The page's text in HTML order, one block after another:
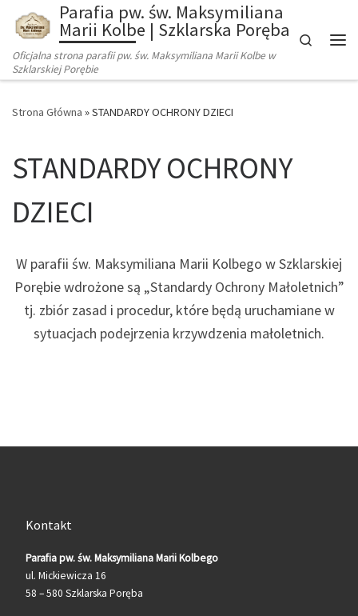
Parafia pw. św. Maksymiliana
Marii Kolbe | Szklarska Poręba
Oficjalna strona parafii pw. św. Maksymiliana Marii Kolbe w
Szklarskiej Porębie
Search
Strona Główna »STANDARDY OCHRONY DZIECI
STANDARDY OCHRONY
DZIECI
W parafii św. Maksymiliana Marii Kolbego w Szklarskiej
Porębie wdrożone są „Standardy Ochrony Małoletnich”
tj. zbiór zasad i procedur, które będą uruchamiane w
sytuacjach podejrzenia krzywdzenia małoletnich.
Kontakt
Parafia pw. św. Maksymiliana Marii Kolbego
ul. Mickiewicza 16
58 – 580 Szklarska Poręba